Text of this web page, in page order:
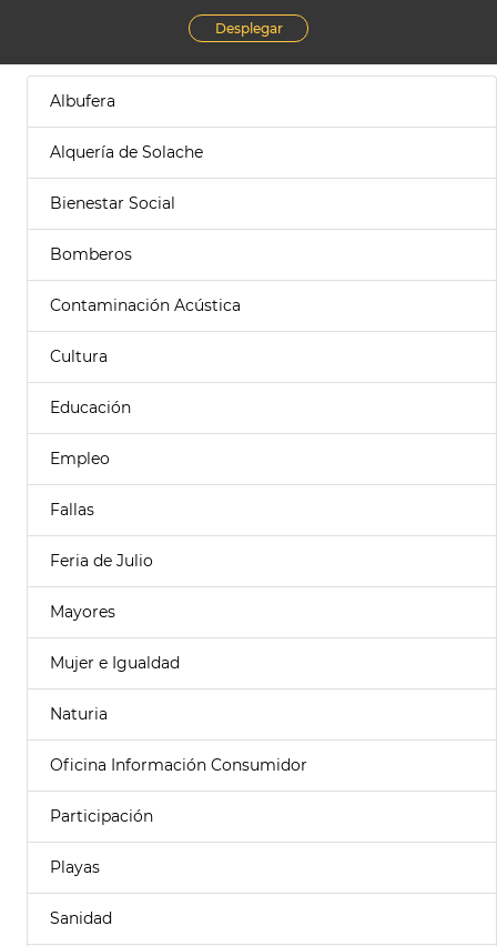
Desplegar
Albufera
Alquería de Solache
Bienestar Social
Bomberos
Contaminación Acústica
Cultura
Educación
Empleo
Fallas
Feria de Julio
Mayores
Mujer e Igualdad
Naturia
Oficina Información Consumidor
Participación
Playas
Sanidad